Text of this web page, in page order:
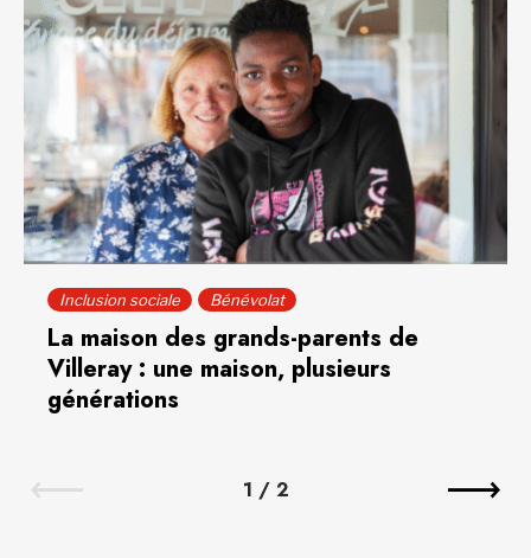
Inclusion sociale Bénévolat
La maison des grands-parents de
Villeray : une maison, plusieurs
générations
1 / 2